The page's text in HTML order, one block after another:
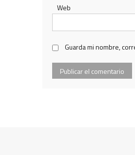
Web
Guarda mi nombre,